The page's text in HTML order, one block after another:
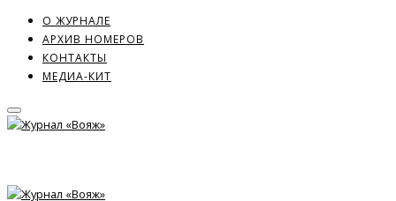
О ЖУРНАЛЕ
АРХИВ НОМЕРОВ
КОНТАКТЫ
МЕДИА-КИТ